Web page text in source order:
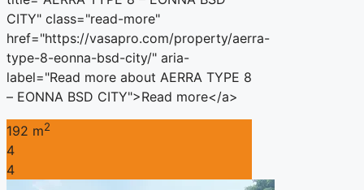
CITY" class="read-more"
href="https://vasapro.com/property/aerra-
type-8-eonna-bsd-city/" aria-
label="Read more about AERRA TYPE 8
– EONNA BSD CITY">Read more</a>
192 m2
4
4